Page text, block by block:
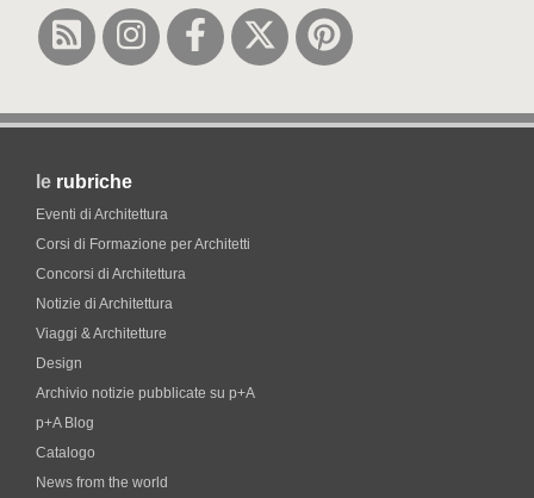
le rubriche
Eventi di Architettura
Corsi di Formazione per Architetti
Concorsi di Architettura
Notizie di Architettura
Viaggi & Architetture
Design
Archivio notizie pubblicate su p+A
p+A Blog
Catalogo
News from the world